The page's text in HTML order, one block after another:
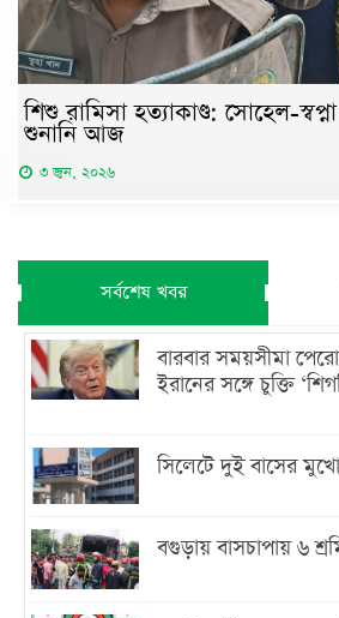
শিশু রামিসা হত্যাকাণ্ড: সোহেল-
শুনানি আজ
৩ জুন, ২০২৬
সর্বশেষ খবর
বারবার সময়সীমা
ইরানের সঙ্গে চুক্তি
সিলেটে দুই বাসের
বগুড়ায় বাসচাপায় ৬